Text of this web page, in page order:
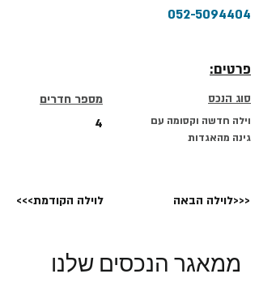
052-5094404
פרטים:
מספר חדרים
4
סוג הנכס
וילה חדשה וקסומה עם
גינה מהאגדות
<<<לוילה הקודמת לוילה הבאה>>>
ממאגר הנכסים שלנו